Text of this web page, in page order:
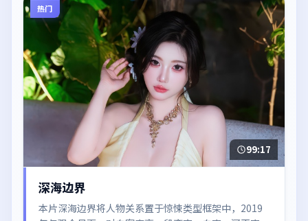
热门
99:17
深海边界
本片深海边界将人物关系置于惊悚类型框架中，2019